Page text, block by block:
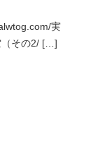
実
（その2/ […]